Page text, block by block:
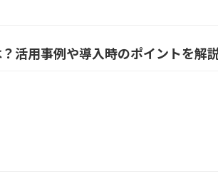
活用事例や導入時のポイントを解